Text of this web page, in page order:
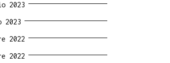
2023
2023
2022
2022